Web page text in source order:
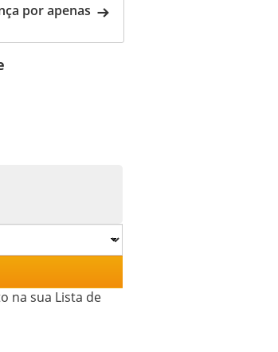
por apenas
na sua Lista de